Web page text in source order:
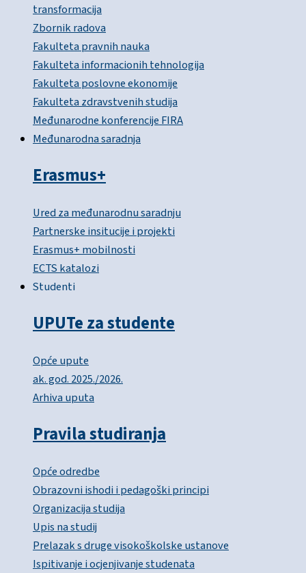
transformacija
Zbornik radova
Fakulteta pravnih nauka
Fakulteta informacionih tehnologija
Fakulteta poslovne ekonomije
Fakulteta zdravstvenih studija
Međunarodne konferencije FIRA
Međunarodna saradnja
Erasmus+
Ured za međunarodnu saradnju
Partnerske insitucije i projekti
Erasmus+ mobilnosti
ECTS katalozi
Studenti
UPUTe za studente
Opće upute
ak. god. 2025./2026.
Arhiva uputa
Pravila studiranja
Opće odredbe
Obrazovni ishodi i pedagoški principi
Organizacija studija
Upis na studij
Prelazak s druge visokoškolske ustanove
Ispitivanje i ocjenjivanje studenata